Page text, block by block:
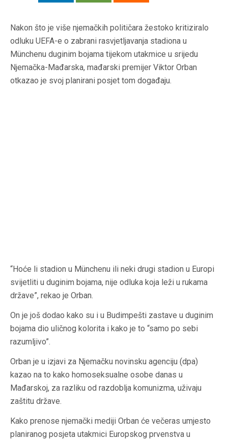
Nakon što je više njemačkih političara žestoko kritiziralo
odluku UEFA-e o zabrani rasvjetljavanja stadiona u
Münchenu duginim bojama tijekom utakmice u srijedu
Njemačka-Mađarska, mađarski premijer Viktor Orban
otkazao je svoj planirani posjet tom događaju.
“Hoće li stadion u Münchenu ili neki drugi stadion u Europi
svijetliti u duginim bojama, nije odluka koja leži u rukama
države”, rekao je Orban.
On je još dodao kako su i u Budimpešti zastave u duginim
bojama dio uličnog kolorita i kako je to “samo po sebi
razumljivo”.
Orban je u izjavi za Njemačku novinsku agenciju (dpa)
kazao na to kako homoseksualne osobe danas u
Mađarskoj, za razliku od razdoblja komunizma, uživaju
zaštitu države.
Kako prenose njemački mediji Orban će večeras umjesto
planiranog posjeta utakmici Europskog prvenstva u